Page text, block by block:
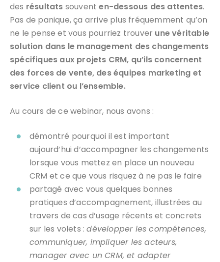
des résultats souventen-dessous des attentes.
Pas de panique, ça arrive plus fréquemment qu’on
ne le pense et vous pourriez trouver une véritable
solution dans le management des changements
spécifiques aux projets CRM, qu’ils concernent
des forces de vente, des équipes marketing et
service client ou l’ensemble.
Au cours de ce webinar, nous avons :
démontré pourquoi il est important
aujourd’hui d’accompagner les changements
lorsque vous mettez en place un nouveau
CRM et ce que vous risquez à ne pas le faire
partagé avec vous quelques bonnes
pratiques d’accompagnement, illustrées au
travers de cas d’usage récents et concrets
sur les volets :développer les compétences,
communiquer, impliquer les acteurs,
manager avec un CRM, et adapter